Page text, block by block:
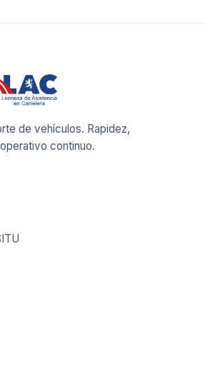
de vehículos. Rapidez,
continuo.